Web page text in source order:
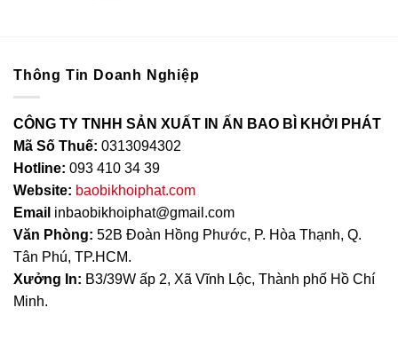
Thông Tin Doanh Nghiệp
CÔNG TY TNHH SẢN XUẤT IN ẤN BAO BÌ KHỞI PHÁT
Mã Số Thuế: 0313094302
Hotline: 093 410 34 39
Website: baobikhoiphat.com
Email inbaobikhoiphat@gmail.com
Văn Phòng: 52B Đoàn Hồng Phước, P. Hòa Thạnh, Q.
Tân Phú, TP.HCM.
Xưởng In: B3/39W ấp 2, Xã Vĩnh Lộc, Thành phố Hồ Chí
Minh.